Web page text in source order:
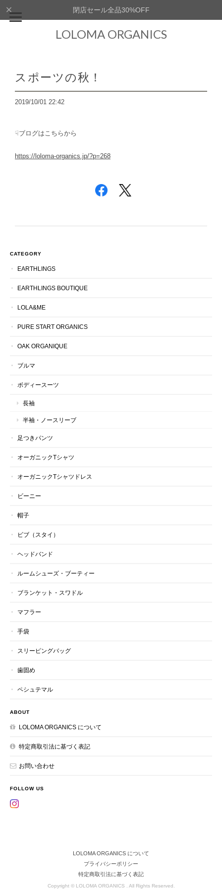
閉店セール全品30%OFF
LOLOMA ORGANICS
スポーツの秋！
2019/10/01 22:42
☟ブログはこちらから
https://loloma-organics.jp/?p=268
CATEGORY
EARTHLINGS
EARTHLINGS BOUTIQUE
LOLA&ME
PURE START ORGANICS
OAK ORGANIQUE
ブルマ
ボディースーツ
長袖
半袖・ノースリーブ
足つきパンツ
オーガニックTシャツ
オーガニックTシャツドレス
ビーニー
帽子
ビブ（スタイ）
ヘッドバンド
ルームシューズ・ブーティー
ブランケット・スワドル
マフラー
手袋
スリーピングバッグ
歯固め
ペシュテマル
ABOUT
LOLOMA ORGANICS について
特定商取引法に基づく表記
お問い合わせ
FOLLOW US
LOLOMA ORGANICS について
プライバシーポリシー
特定商取引法に基づく表記
Copyright © LOLOMA ORGANICS . All Rights Reserved.